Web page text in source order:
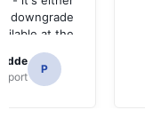
downgrade
at the
of collection.
P